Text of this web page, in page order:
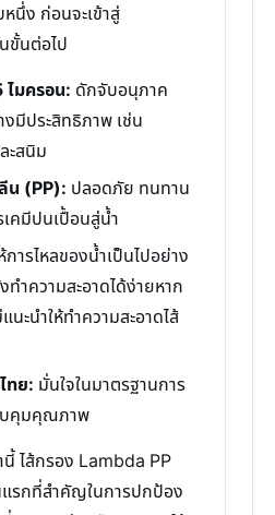
หนึ่ง ก่อนจะเข้าสู่
ขั้นต่อไป
ไมครอน: ดักจับอนุภาค
งมีประสิทธิภาพ เช่น
ะสนิม
น (PP): ปลอดภัย ทนทาน
เคมีปนเปื้อนสู่น้ำ
การไหลของน้ำเป็นไปอย่าง
ทำความสะอาดได้ง่ายหาก
นะนำให้ทำความสะอาดไส้
ทย: มั่นใจในมาตรฐานการ
บคุมคุณภาพ
ไส้กรอง Lambda PP
รกที่สำคัญในการปกป้อง